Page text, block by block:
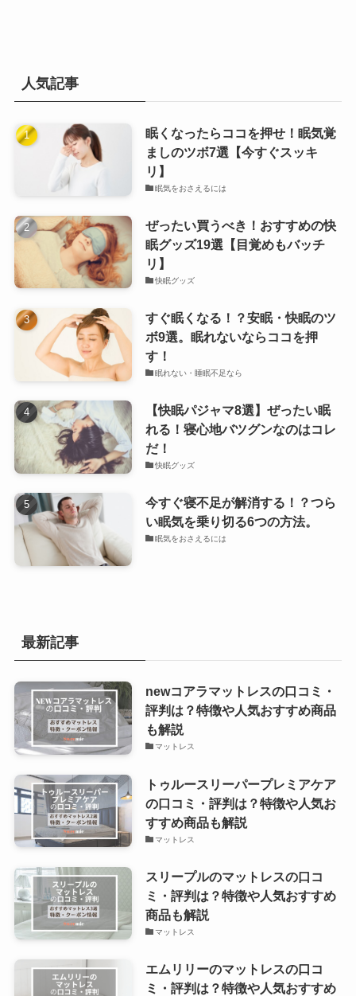
人気記事
眠くなったらココを押せ！眠気覚
ましのツボ7選【今すぐスッキ
リ】
眠気をおさえるには
ぜったい買うべき！おすすめの快
眠グッズ19選【目覚めもバッチ
リ】
快眠グッズ
すぐ眠くなる！？安眠・快眠のツ
ボ9選。眠れないならココを押
す！
眠れない・睡眠不足なら
【快眠パジャマ8選】ぜったい眠
れる！寝心地バツグンなのはコレ
だ！
快眠グッズ
今すぐ寝不足が解消する！？つら
い眠気を乗り切る6つの方法。
眠気をおさえるには
最新記事
newコアラマットレスの口コミ・
評判は？特徴や人気おすすめ商品
も解説
マットレス
トゥルースリーパープレミアケア
の口コミ・評判は？特徴や人気お
すすめ商品も解説
マットレス
スリープルのマットレスの口コ
ミ・評判は？特徴や人気おすすめ
商品も解説
マットレス
エムリリーのマットレスの口コ
ミ・評判は？特徴や人気おすすめ